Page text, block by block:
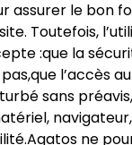
assurer le bon
Toutefois,
:que la
l’accès
sans
ne